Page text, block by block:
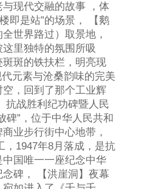
现代交融的故事 ，体
即是站”的场景， 【鹅
世界路过）取景地，
里独特的氛围所吸
斑的铁扶栏，明亮现
元素与沧桑韵味的完美
，回到了那个工业辉
抗战胜利纪功碑暨人民
碑”，位于中华人民共和
业步行街中心地带，
，1947年8月落成，是抗
国唯一一座纪念中华
碑， 【洪崖洞】夜幕